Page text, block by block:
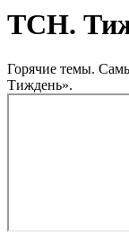
ТСН.
Горячие темы.
Тиждень».